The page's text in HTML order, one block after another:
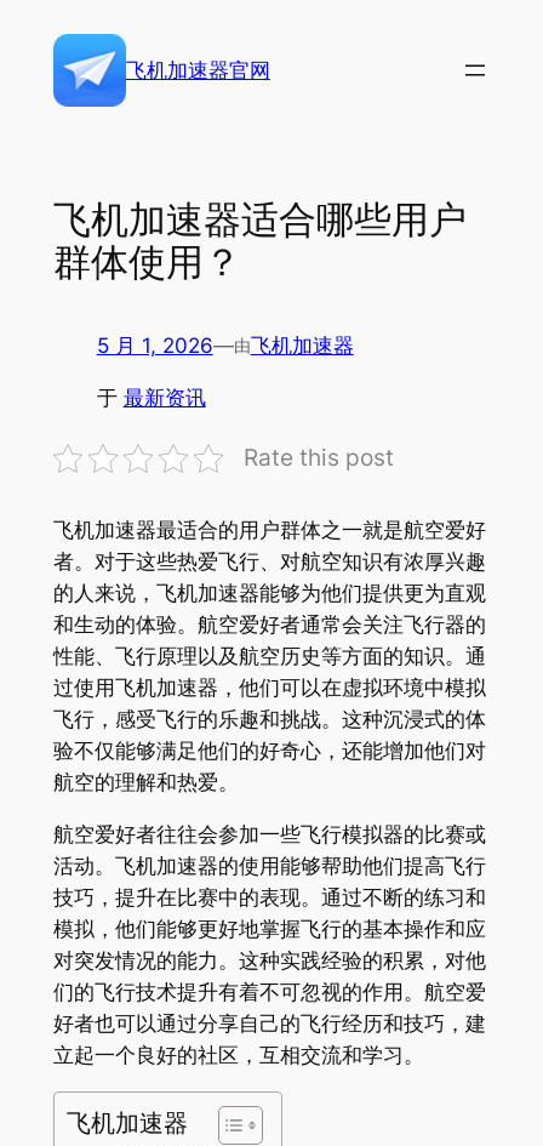
飞机加速器官网
飞机加速器适合哪些用户
群体使用？
5 月 1, 2026—由飞机加速器
于 最新资讯
Rate this post
飞机加速器最适合的用户群体之一就是航空爱好
者。对于这些热爱飞行、对航空知识有浓厚兴趣
的人来说，飞机加速器能够为他们提供更为直观
和生动的体验。航空爱好者通常会关注飞行器的
性能、飞行原理以及航空历史等方面的知识。通
过使用飞机加速器，他们可以在虚拟环境中模拟
飞行，感受飞行的乐趣和挑战。这种沉浸式的体
验不仅能够满足他们的好奇心，还能增加他们对
航空的理解和热爱。
航空爱好者往往会参加一些飞行模拟器的比赛或
活动。飞机加速器的使用能够帮助他们提高飞行
技巧，提升在比赛中的表现。通过不断的练习和
模拟，他们能够更好地掌握飞行的基本操作和应
对突发情况的能力。这种实践经验的积累，对他
们的飞行技术提升有着不可忽视的作用。航空爱
好者也可以通过分享自己的飞行经历和技巧，建
立起一个良好的社区，互相交流和学习。
飞机加速器